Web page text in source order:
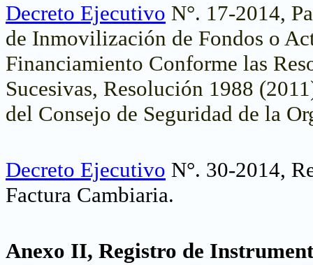
Decreto Ejecutivo N°. 17-2014,
de Inmovilización de Fondos o
Financiamiento Conforme las
Sucesivas, Resolución 1988
del Consejo de Seguridad de la
Decreto Ejecutivo N°. 30-2014,
Factura Cambiaria.
Anexo II, Registro de